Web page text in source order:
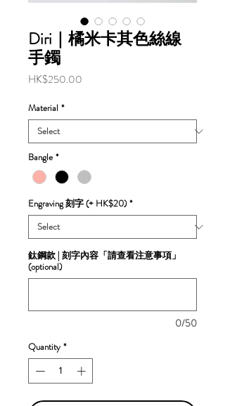
Diri｜橘米卡其色絲線
手鐲
HK$250.00
Material *
Bangle *
Engraving 刻字 (+ HK$20) *
鈦鋼款 | 刻字內容「請查看注意事項」
(optional)
0/50
Quantity *